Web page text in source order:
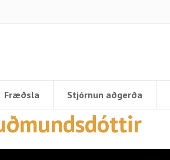
Fræðsla Stjórnun aðgerða